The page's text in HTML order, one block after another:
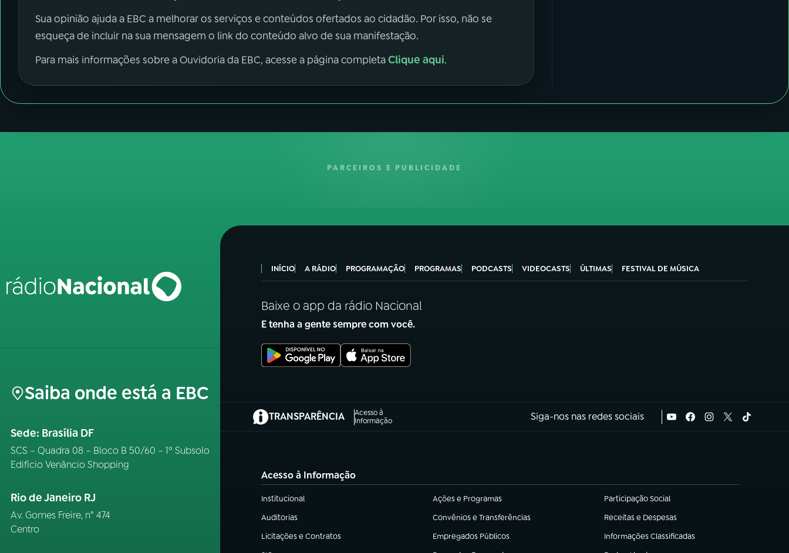
Sua opinião ajuda a EBC a melhorar os serviços e conteúdos ofertados ao cidadão. Por isso, não se
esqueça de incluir na sua mensagem o link do conteúdo alvo de sua manifestação.
Para mais informações sobre a Ouvidoria da EBC, acesse a página completaClique aqui.
PARCEIROS E PUBLICIDADE
Saiba onde está a EBC
Sede: Brasília DF
SCS – Quadra 08 – Bloco B 50/60 – 1º Subsolo
Edifício Venâncio Shopping
Rio de Janeiro RJ
Av. Gomes Freire, n° 474
Centro
INÍCIO A RÁDIO PROGRAMAÇÃO PROGRAMAS PODCASTS VIDEOCASTS ÚLTIMAS FESTIVAL DE MÚSICA
Baixe o app da rádio Nacional
E tenha a gente sempre com você.
TRANSPARÊNCIA
Acesso à
Informação
(abre em nova aba) Siga-nos nas redes sociais
Acesso à Informação
Institucional
(abre em nova aba) Ações e Programas
(abre em nova aba) Participação Social
(abre em nova aba)
Auditorias
(abre em nova aba) Convênios e Transferências
(abre em nova aba) Receitas e Despesas
(abre em nova aba)
Licitações e Contratos
(abre em nova aba) Empregados Públicos
(abre em nova aba) Informações Classificadas
(abre em nova aba)